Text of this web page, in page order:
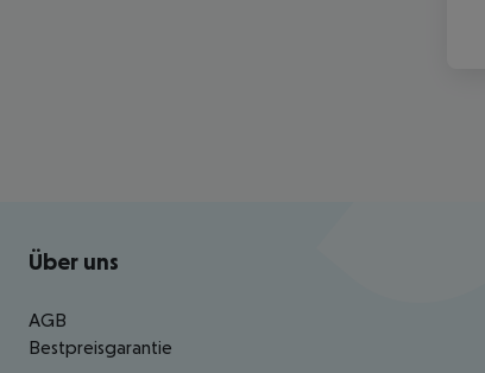
Footer navigation
Über uns
AGB
Bestpreisgarantie